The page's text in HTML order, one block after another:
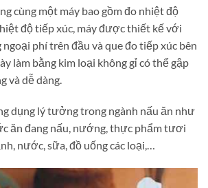
cùng một máy bao gồm đo nhiệt độ
độ tiếp xúc, máy được thiết kế với
phí trên đầu và que đo tiếp xúc bên
làm bằng kim loại không gỉ có thể gập
và dễ dàng.
dụng lý tưởng trong ngành nấu ăn như
ăn đang nấu, nướng, thực phẩm tươi
nước, sữa, đồ uống các loại,…